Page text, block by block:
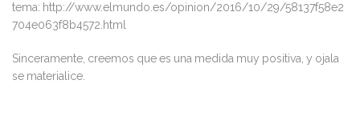
tema: http://www.elmundo.es/opinion/2016/10/29/58137f58e2
704e063f8b4572.html
Sinceramente, creemos que es una medida muy positiva, y ojala
se materialice.